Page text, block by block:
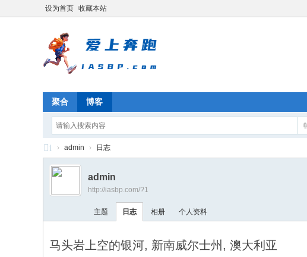
设为首页 收藏本站
聚合 博客
i
A
m
› admin › 日志
admin
http://iasbp.com/?1
主题 日志 相册 个人资料
马头岩上空的银河, 新南威尔士州, 澳大利亚